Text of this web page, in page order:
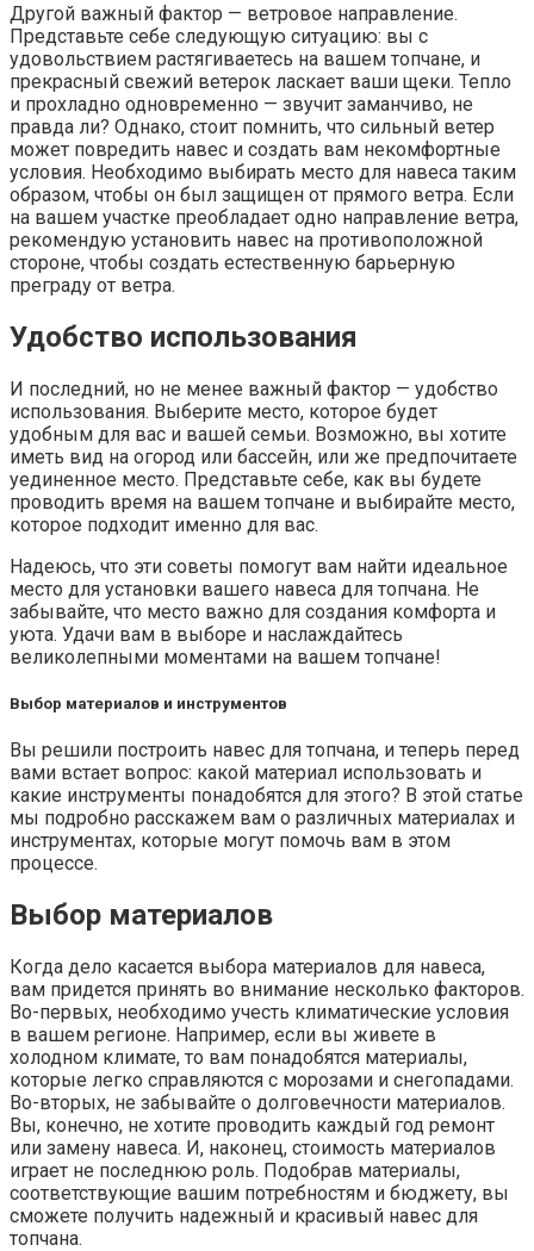
Другой важный фактор — ветровое направление.
Представьте себе следующую ситуацию: вы с
удовольствием растягиваетесь на вашем топчане, и
прекрасный свежий ветерок ласкает ваши щеки. Тепло
и прохладно одновременно — звучит заманчиво, не
правда ли? Однако, стоит помнить, что сильный ветер
может повредить навес и создать вам некомфортные
условия. Необходимо выбирать место для навеса таким
образом, чтобы он был защищен от прямого ветра. Если
на вашем участке преобладает одно направление ветра,
рекомендую установить навес на противоположной
стороне, чтобы создать естественную барьерную
преграду от ветра.
Удобство использования
И последний, но не менее важный фактор — удобство
использования. Выберите место, которое будет
удобным для вас и вашей семьи. Возможно, вы хотите
иметь вид на огород или бассейн, или же предпочитаете
уединенное место. Представьте себе, как вы будете
проводить время на вашем топчане и выбирайте место,
которое подходит именно для вас.
Надеюсь, что эти советы помогут вам найти идеальное
место для установки вашего навеса для топчана. Не
забывайте, что место важно для создания комфорта и
уюта. Удачи вам в выборе и наслаждайтесь
великолепными моментами на вашем топчане!
Выбор материалов и инструментов
Вы решили построить навес для топчана, и теперь перед
вами встает вопрос: какой материал использовать и
какие инструменты понадобятся для этого? В этой статье
мы подробно расскажем вам о различных материалах и
инструментах, которые могут помочь вам в этом
процессе.
Выбор материалов
Когда дело касается выбора материалов для навеса,
вам придется принять во внимание несколько факторов.
Во-первых, необходимо учесть климатические условия
в вашем регионе. Например, если вы живете в
холодном климате, то вам понадобятся материалы,
которые легко справляются с морозами и снегопадами.
Во-вторых, не забывайте о долговечности материалов.
Вы, конечно, не хотите проводить каждый год ремонт
или замену навеса. И, наконец, стоимость материалов
играет не последнюю роль. Подобрав материалы,
соответствующие вашим потребностям и бюджету, вы
сможете получить надежный и красивый навес для
топчана.